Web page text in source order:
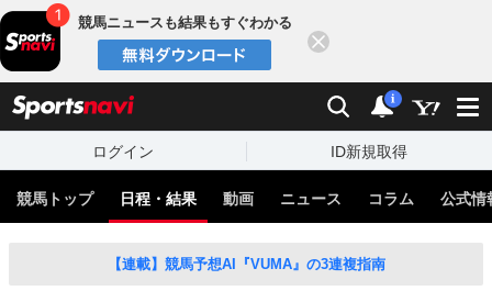
競馬ニュースも結果もすぐわかる
検索 通知
i
ログイン ID新規取得
競馬トップ 日程・結果 動画 ニュース コラム 公式情
【連載】競馬予想AI『VUMA』の3連複指南